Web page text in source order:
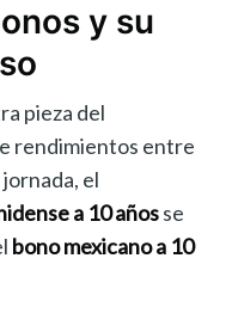
y su
pieza del
rendimientos entre
el
a 10 añosse
bono mexicano a 10